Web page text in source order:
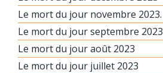
Le mort du jour novembre 2023.
Le mort du jour septembre 2023
Le mort du jour août 2023
Le mort du jour juillet 2023